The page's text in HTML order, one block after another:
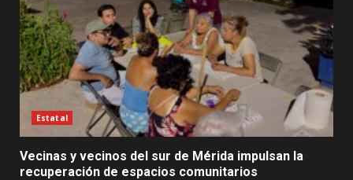
Estatal
Vecinas y vecinos del sur de Mérida impulsan la
recuperación de espacios comunitarios